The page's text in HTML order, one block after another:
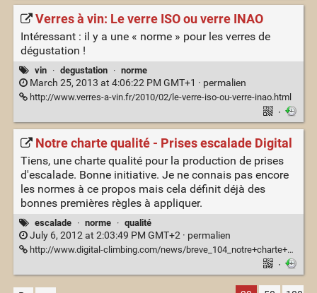
Verres à vin: Le verre ISO ou verre INAO
Intéressant : il y a une « norme » pour les verres de
dégustation !
vin · degustation · norme
March 25, 2013 at 4:06:22 PM GMT+1 · permalien
http://www.verres-a-vin.fr/2010/02/le-verre-iso-ou-verre-inao.html
·
Notre charte qualité - Prises escalade Digital
Tiens, une charte qualité pour la production de prises
d'escalade. Bonne initiative. Je ne connais pas encore
les normes à ce propos mais cela définit déjà des
bonnes premières règles à appliquer.
escalade · norme · qualité
July 6, 2012 at 2:03:49 PM GMT+2 · permalien
http://www.digital-climbing.com/news/breve_104_notre+charte+qualite.html
·